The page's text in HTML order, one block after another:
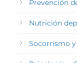
Prevención
Nutrición
Socorrismo